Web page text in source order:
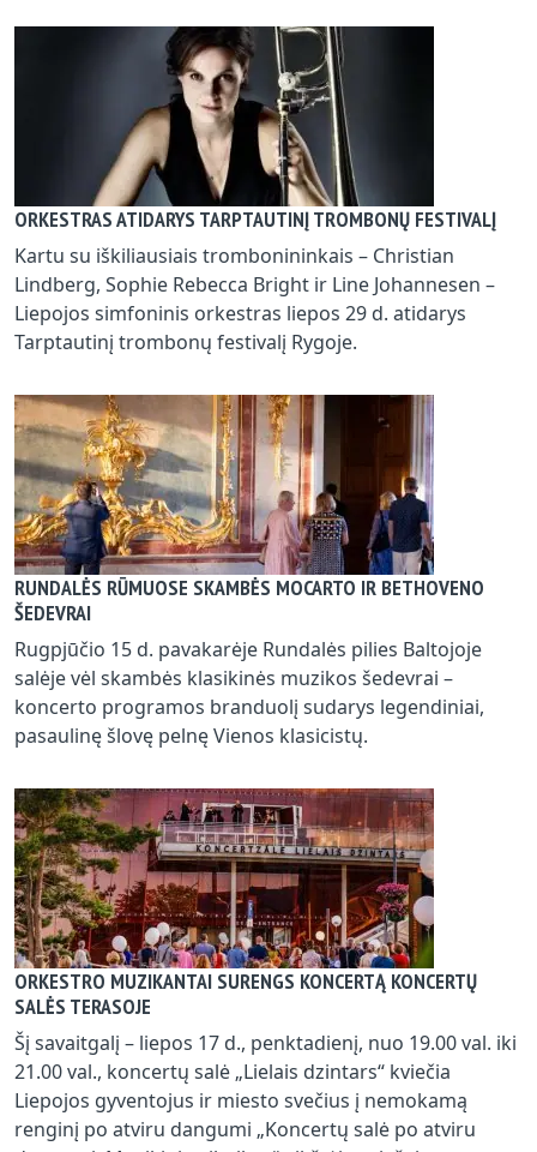
ORKESTRAS ATIDARYS TARPTAUTINĮ TROMBONŲ FESTIVALĮ
Kartu su iškiliausiais trombonininkais – Christian
Lindberg, Sophie Rebecca Bright ir Line Johannesen –
Liepojos simfoninis orkestras liepos 29 d. atidarys
Tarptautinį trombonų festivalį Rygoje.
RUNDALĖS RŪMUOSE SKAMBĖS MOCARTO IR BETHOVENO
ŠEDEVRAI
Rugpjūčio 15 d. pavakarėje Rundalės pilies Baltojoje
salėje vėl skambės klasikinės muzikos šedevrai –
koncerto programos branduolį sudarys legendiniai,
pasaulinę šlovę pelnę Vienos klasicistų.
ORKESTRO MUZIKANTAI SURENGS KONCERTĄ KONCERTŲ
SALĖS TERASOJE
Šį savaitgalį – liepos 17 d., penktadienį, nuo 19.00 val. iki
21.00 val., koncertų salė „Lielais dzintars“ kviečia
Liepojos gyventojus ir miesto svečius į nemokamą
renginį po atviru dangumi „Koncertų salė po atviru